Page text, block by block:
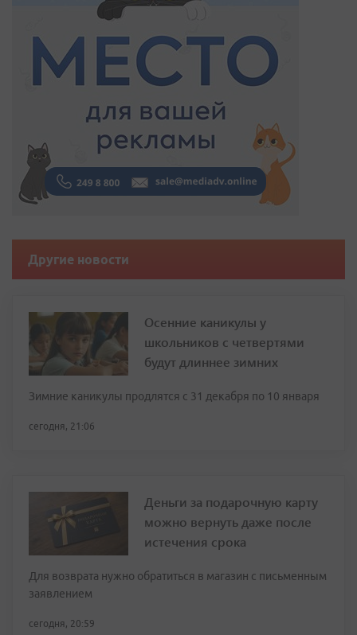
Другие новости
Осенние каникулы у
школьников с четвертями
будут длиннее зимних
Зимние каникулы продлятся с 31 декабря по 10 января
сегодня, 21:06
Деньги за подарочную карту
можно вернуть даже после
истечения срока
Для возврата нужно обратиться в магазин с письменным
заявлением
сегодня, 20:59